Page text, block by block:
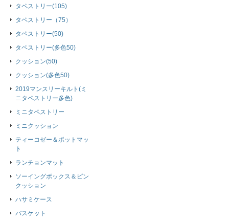
タペストリー(105)
タペストリー（75）
タペストリー(50)
タペストリー(多色50)
クッション(50)
クッション(多色50)
2019マンスリーキルト(ミ
ニタペストリー多色)
ミニタペストリー
ミニクッション
ティーコゼー＆ポットマッ
ト
ランチョンマット
ソーイングボックス＆ピン
クッション
ハサミケース
バスケット